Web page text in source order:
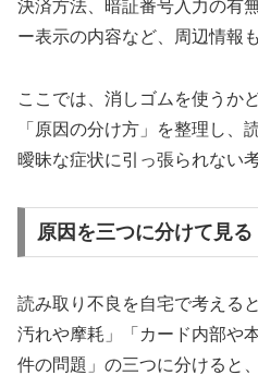
決済方法、暗証番号入力の有
ー表示の内容など、周辺情報
ここでは、消しゴムを使うか
「原因の分け方」を整理し、
曖昧な症状に引っ張られない
原因を三つに分けて見る
読み取り不良を自宅で考える
汚れや摩耗」「カード内部や
件の問題」の三つに分けると